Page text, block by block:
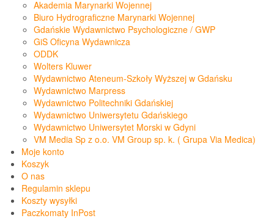
Akademia Marynarki Wojennej
Biuro Hydrograficzne Marynarki Wojennej
Gdańskie Wydawnictwo Psychologiczne / GWP
GiS Oficyna Wydawnicza
ODDK
Wolters Kluwer
Wydawnictwo Ateneum-Szkoły Wyższej w Gdańsku
Wydawnictwo Marpress
Wydawnictwo Politechniki Gdańskiej
Wydawnictwo Uniwersytetu Gdańskiego
Wydawnictwo Uniwersytet Morski w Gdyni
VM Media Sp z o.o. VM Group sp. k. ( Grupa Via Medica)
Moje konto
Koszyk
O nas
Regulamin sklepu
Koszty wysyłki
Paczkomaty InPost